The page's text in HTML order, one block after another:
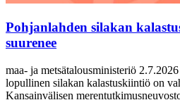
Pohjanlahden silakan
suurenee
maa- ja metsätalousministeriö
lopullinen silakan kalastuskiintiö on
Kansainvälisen